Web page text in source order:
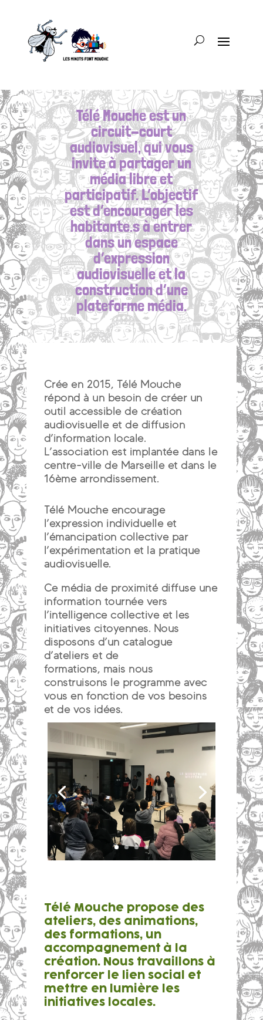
Télé Mouche est un
circuit-court
audiovisuel, qui vous
invite à partager un
média libre et
participatif. L’objectif
est d’encourager les
habitante.s à entrer
dans un espace
d’expression
audiovisuelle et la
construction d’une
plateforme média.
Crée en 2015, Télé Mouche
répond à un besoin de créer un
outil accessible de création
audiovisuelle et de diffusion
d’information locale.
L’association est implantée dans le
centre-ville de Marseille et dans le
16ème arrondissement.
Télé Mouche encourage
l’expression individuelle et
l’émancipation collective par
l’expérimentation et la pratique
audiovisuelle.
Ce média de proximité diffuse une
information tournée vers
l’intelligence collective et les
initiatives citoyennes. Nous
disposons d’un catalogue
d’ateliers et de
formations, mais nous
construisons le programme avec
vous en fonction de vos besoins
et de vos idées.
Télé Mouche propose des
ateliers, des animations,
des formations, un
accompagnement à la
création. Nous travaillons à
renforcer le lien social et
mettre en lumière les
initiatives locales.